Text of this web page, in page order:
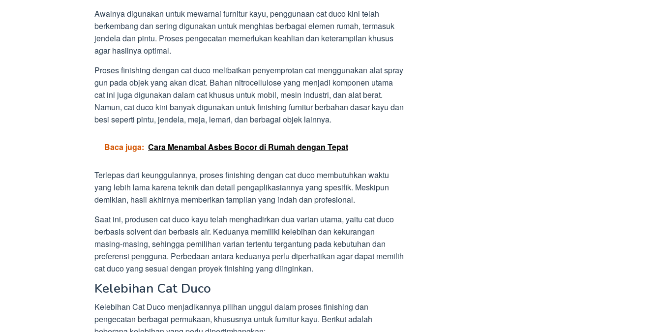
Awalnya digunakan untuk mewarnai furnitur kayu, penggunaan cat duco kini telah
berkembang dan sering digunakan untuk menghias berbagai elemen rumah, termasuk
jendela dan pintu. Proses pengecatan memerlukan keahlian dan keterampilan khusus
agar hasilnya optimal.
Proses finishing dengan cat duco melibatkan penyemprotan cat menggunakan alat spray
gun pada objek yang akan dicat. Bahan nitrocellulose yang menjadi komponen utama
cat ini juga digunakan dalam cat khusus untuk mobil, mesin industri, dan alat berat.
Namun, cat duco kini banyak digunakan untuk finishing furnitur berbahan dasar kayu dan
besi seperti pintu, jendela, meja, lemari, dan berbagai objek lainnya.
Baca juga: Cara Menambal Asbes Bocor di Rumah dengan Tepat
Terlepas dari keunggulannya, proses finishing dengan cat duco membutuhkan waktu
yang lebih lama karena teknik dan detail pengaplikasiannya yang spesifik. Meskipun
demikian, hasil akhirnya memberikan tampilan yang indah dan profesional.
Saat ini, produsen cat duco kayu telah menghadirkan dua varian utama, yaitu cat duco
berbasis solvent dan berbasis air. Keduanya memiliki kelebihan dan kekurangan
masing-masing, sehingga pemilihan varian tertentu tergantung pada kebutuhan dan
preferensi pengguna. Perbedaan antara keduanya perlu diperhatikan agar dapat memilih
cat duco yang sesuai dengan proyek finishing yang diinginkan.
Kelebihan Cat Duco
Kelebihan Cat Duco menjadikannya pilihan unggul dalam proses finishing dan
pengecatan berbagai permukaan, khususnya untuk furnitur kayu. Berikut adalah